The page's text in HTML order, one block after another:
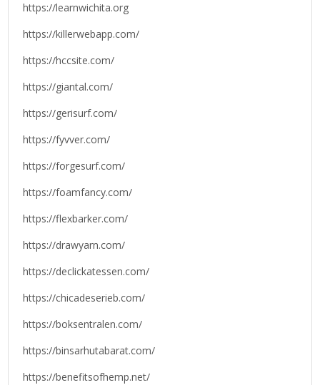
https://learnwichita.org
https://killerwebapp.com/
https://hccsite.com/
https://giantal.com/
https://gerisurf.com/
https://fyvver.com/
https://forgesurf.com/
https://foamfancy.com/
https://flexbarker.com/
https://drawyarn.com/
https://declickatessen.com/
https://chicadeserieb.com/
https://boksentralen.com/
https://binsarhutabarat.com/
https://benefitsofhemp.net/